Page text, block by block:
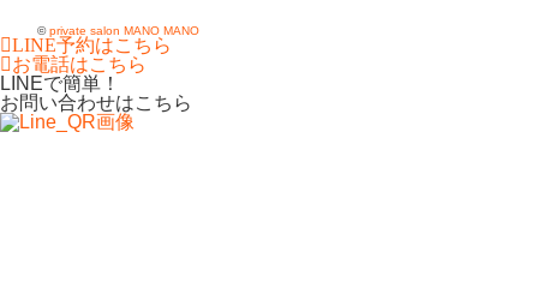
©private salon MANO MANO
LINE予約はこちら
お電話はこちら
LINEで簡単！
お問い合わせはこちら